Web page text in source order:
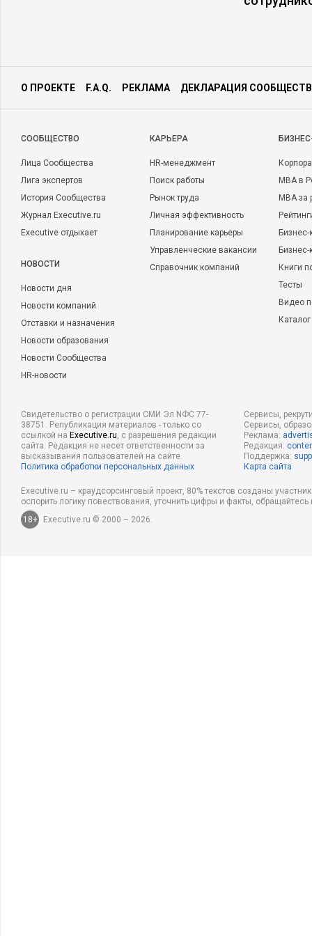
недвижимости, которые в случае необходимости могут
Последствий для российской экономики новый закон иметь
Лукашов
Последствий для российской экономики не будет, уверен
Дмитрий Лукашов
государственной собственности других стран, а не
прямо записано, что «Общепризнанные принципы и нормы
международные договоры РФ являются составной частью
международным договором установлены иные правила,
то применяются правила международного договора. «На
существенно осложнить правоприменение нового
Но и в целом данную инициативу стоит рассматривать
санкций или мер по отношению к Западу, а не отдельно,
О ПРОЕКТЕ F.A.Q. РЕКЛАМА ДЕКЛАРАЦИЯ
CООБЩЕСТВО
Лица Сообщества
Лига экспертов
История Сообщества
Журнал Executive.ru
Executive отдыхает
НОВОСТИ
Новости дня
Новости компаний
Отставки и назначения
Новости образования
Новости Сообщества
HR-новости
КАРЬЕРА
HR-менеджмент
Поиск работы
Рынок труда
Личная эффективность
Планирование карьеры
Управленческие вакансии
Справочник компаний
MBA в
MBA
Бизнес-
Книги
Тесты
Видео
Свидетельство о регистрации СМИ Эл NФС 77-
38751. Републикация материалов - только со
ссылкой на Executive.ru, с разрешения редакции
сайта. Редакция не несет ответственности за
высказывания пользователей на сайте.
Политика обработки персональных данных
Сервисы,
Сервисы,
Реклама:
Редакция:
Поддержка:
Карта сайта
Executive.ru – краудсорсинговый проект, 80% текстов созданы
оспорить логику повествования, уточнить цифры и факты,
18+
Executive.ru © 2000 – 2026.